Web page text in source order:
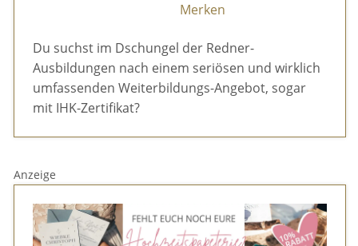
Merken
Du suchst im Dschungel der Redner-
Ausbildungen nach einem seriösen und wirklich
umfassenden Weiterbildungs-Angebot, sogar
mit IHK-Zertifikat?
Anzeige